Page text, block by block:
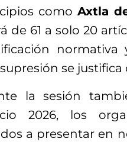
como Axtla
de 61 a solo 20
normativa
se
la sesión
2026, los
a presentar en